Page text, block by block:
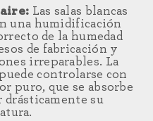
Las salas blancas
una humidificación
de la humedad
de fabricación y
irreparables. La
controlarse con
puro, que se absorbe
drásticamente su